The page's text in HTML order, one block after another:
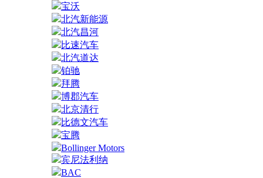
宝沃
北汽新能源
北汽昌河
比速汽车
北汽道达
铂驰
拜腾
博郡汽车
北京清行
比德文汽车
宝腾
Bollinger Motors
宾尼法利纳
BAC